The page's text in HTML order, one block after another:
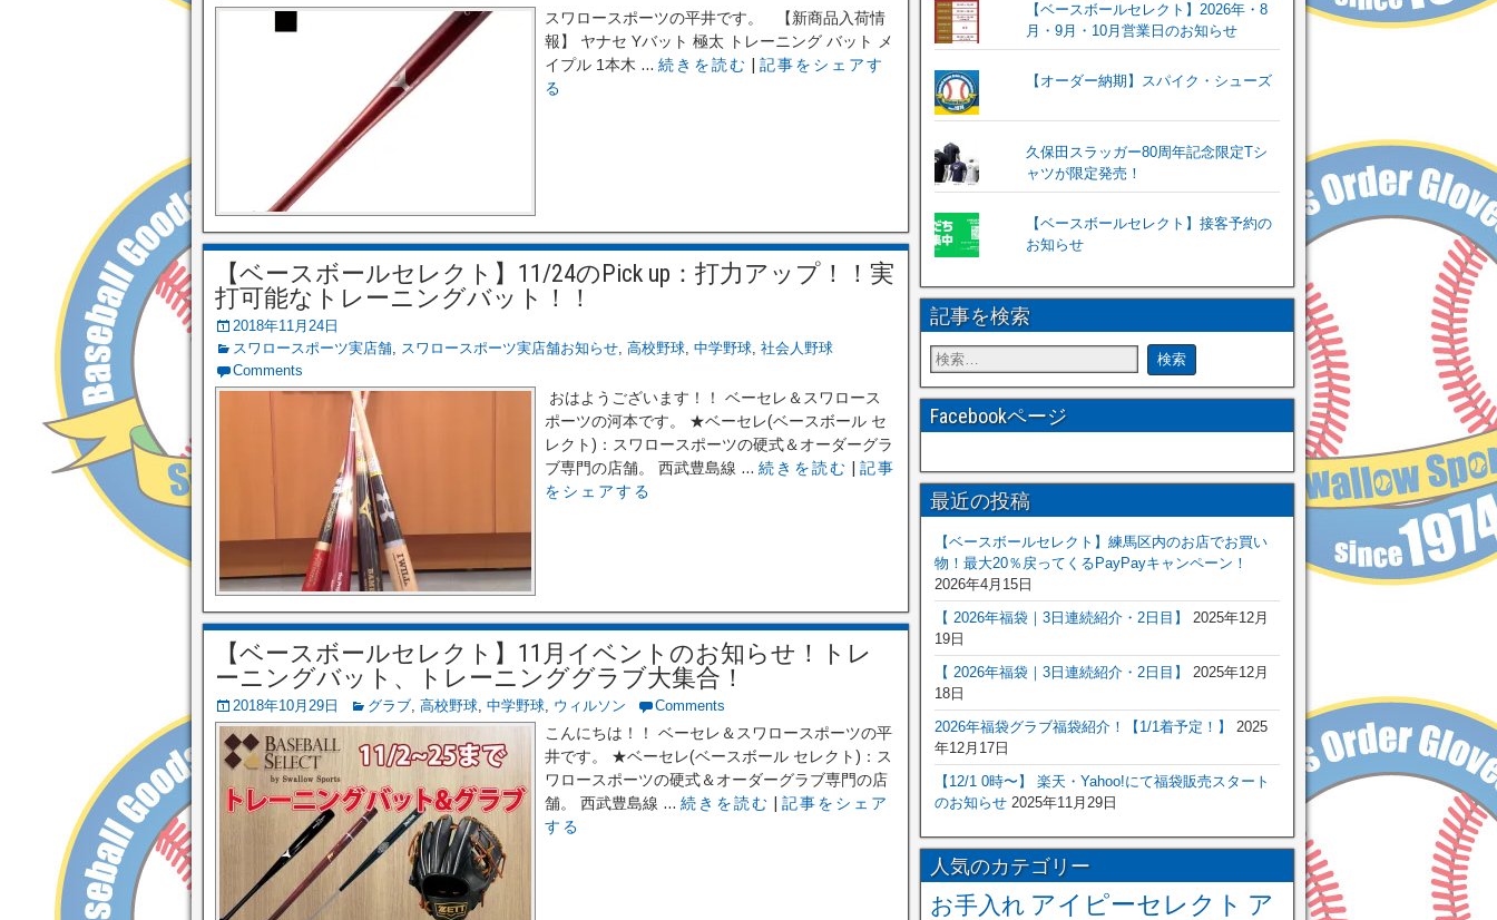
スワロースポーツの平井です。 【新商品入荷情
報】 ヤナセ Yバット 極太 トレーニング バット メ
イプル 1本木 ... 続きを読む
記事をシェアす
る
【ベースボールセレクト】11/24のPick up：打力アップ！！実
打可能なトレーニングバット！！
2018年11月24日
スワロースポーツ実店舗, スワロースポーツ実店舗お知らせ, 高校野球, 中学野球, 社会人野球
Comments
おはようございます！！ ベーセレ＆スワロース
ポーツの河本です。 ★ベーセレ(ベースボール セ
レクト)：スワロースポーツの硬式＆オーダーグラ
ブ専門の店舗。 西武豊島線 ... 続きを読む
記事
をシェアする
【ベースボールセレクト】11月イベントのお知らせ！トレ
ーニングバット、トレーニンググラブ大集合！
2018年10月29日 グラブ, 高校野球, 中学野球, ウィルソン Comments
こんにちは！！ ベーセレ＆スワロースポーツの平
井です。 ★ベーセレ(ベースボール セレクト)：ス
ワロースポーツの硬式＆オーダーグラブ専門の店
舗。 西武豊島線 ... 続きを読む
記事をシェア
する
【ベースボールセレクト】2026年・8
月・9月・10月営業日のお知らせ
【オーダー納期】スパイク・シューズ
久保田スラッガー80周年記念限定Tシ
ャツが限定発売！
【ベースボールセレクト】接客予約の
お知らせ
記事を検索
Facebookページ
最近の投稿
【ベースボールセレクト】練馬区内のお店でお買い
物！最大20％戻ってくるPayPayキャンペーン！
2026年4月15日
【 2026年福袋｜3日連続紹介・2日目】
2025年12月
19日
【 2026年福袋｜3日連続紹介・2日目】
2025年12月
18日
2026年福袋グラブ福袋紹介！【1/1着予定！】
2025
年12月17日
【12/1 0時〜】 楽天・Yahoo!にて福袋販売スタート
のお知らせ 2025年11月29日
人気のカテゴリー
お手入れ アイピーセレクト ア